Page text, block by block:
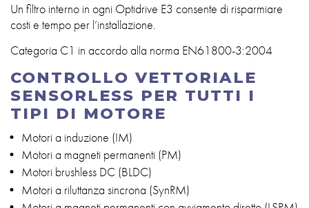
Un filtro interno in ogni Optidrive E3 consente di risparmiare
costi e tempo per l’installazione.
Categoria C1 in accordo alla norma EN61800-3:2004
CONTROLLO VETTORIALE
SENSORLESS PER TUTTI I
TIPI DI MOTORE
Motori a induzione (IM)
Motori a magneti permanenti (PM)
Motori brushless DC (BLDC)
Motori a riluttanza sincrona (SynRM)